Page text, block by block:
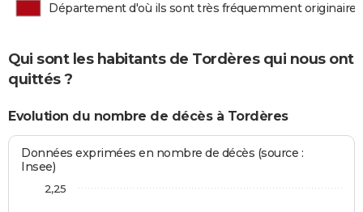
Département d'où ils sont très fréquemment originaires
Qui sont les habitants de Tordères qui nous ont
quittés ?
Evolution du nombre de décès à Tordères
Données exprimées en nombre de décès (source :
Insee)
2,25